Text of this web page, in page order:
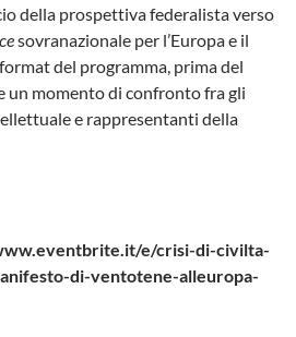
della prospettiva federalista verso
sovranazionale per l’Europa e il
del programma, prima del
momento di confronto fra gli
e rappresentanti della
e/crisi-di-civilta-
di-ventotene-alleuropa-